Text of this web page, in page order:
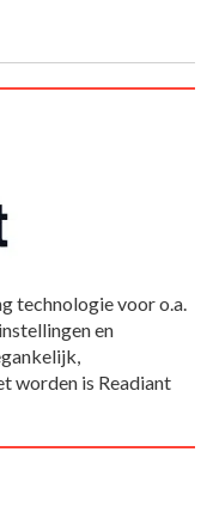
technologie voor o.a.
en
worden is Readiant